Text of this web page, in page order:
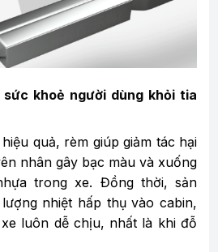
khoẻ người dùng khỏi tia
quả, rèm giúp giảm tác hại
nhân gây bạc màu và xuống
trong xe. Đồng thời, sản
nhiệt hấp thụ vào cabin,
luôn dễ chịu, nhất là khi đỗ